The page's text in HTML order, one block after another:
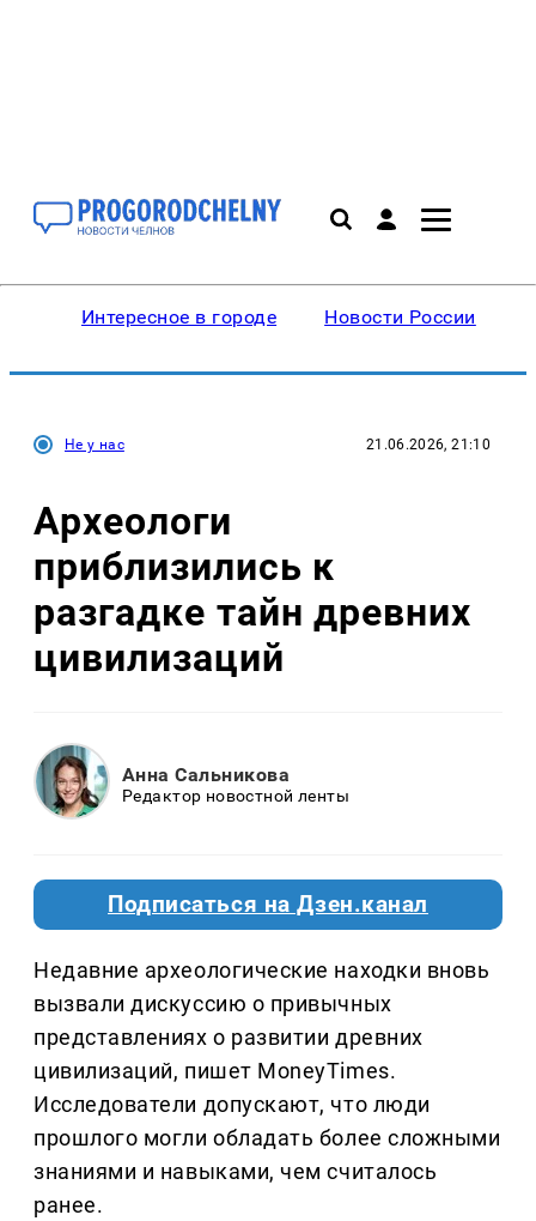
Интересное в городе Новости России
Не у нас 21.06.2026, 21:10
Археологи
приблизились к
разгадке тайн древних
цивилизаций
Анна Сальникова
Редактор новостной ленты
Подписаться на Дзен.канал
Недавние археологические находки вновь
вызвали дискуссию о привычных
представлениях о развитии древних
цивилизаций, пишет MoneyTimes.
Исследователи допускают, что люди
прошлого могли обладать более сложными
знаниями и навыками, чем считалось
ранее.